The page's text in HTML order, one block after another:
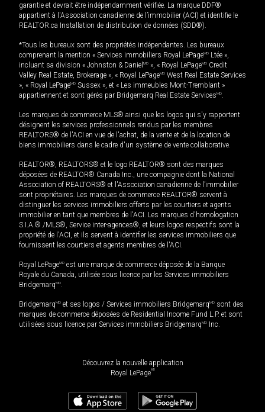
garantie et devrait être indépendamment vérifiée. La marque DDF®
appartient à l'Association canadienne de l’immobilier (ACI) et identifie le
REALTOR.ca Installation de distribution de données (SDD®).
*Tous les bureaux sont des propriétés indépendantes. Les bureaux
comprenant la mention « Services immobiliers Royal LePageMD Ltée »,
incluant sa division « Johnston & Daniel MD », « Royal LePageMD Credit
Valley Real Estate, Brokerage », « Royal LePageMD West Real Estate Services
», « Royal LePageMD Sussex », et « Les immeubles Mont-Tremblant »
appartiennent et sont gérés par Bridgemarq Real Estate ServicesMD
Les marques de commerce MLS® ainsi que les logos qui s'y rapportent
désignent les services professionnels rendus par les membres
REALTORS® de l'ACI en vue de l'achat, de la vente et de la location de
biens immobiliers dans le cadre d'un système de vente collaborative.
REALTOR®, REALTORS® et le logo REALTOR® sont des marques
déposées de REALTOR® Canada Inc., une compagnie dont la National
Association of REALTORS® et l'Association canadienne de l’immobilier
sont propriétaires. Les marques de commerce REALTOR® servent à
distinguer les services immobiliers offerts par les courtiers et agents
immobilier en tant que membres de l'ACI. Les marques d'homologation
S.I.A.® /MLS®, Service inter-agences®, et leurs logos respectifs sont la
propriété de l'ACI, et ils servent à identifier les services immobiliers que
fournissent les courtiers et agents membres de l'ACI.
Royal LePageMD est une marque de commerce déposée de la Banque
Royale du Canada, utilisée sous licence par les Services immobiliers
BridgemarqMD
BridgemarqMD et ses logos / Services immobiliers BridgemarqMD sont des
marques de commerce déposées de Residential Income Fund L.P. et sont
utilisées sous licence par Services immobiliers BridgemarqMD Inc.
Découvrez la nouvelle application
Royal LePageMD